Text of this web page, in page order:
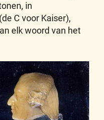
in
C voor Kaiser),
elk woord van het